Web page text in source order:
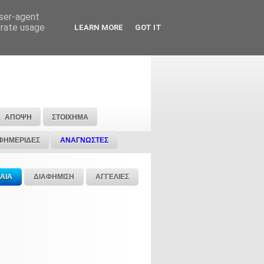
ΑΠΟΨΗ ΣΤΟΙΧΗΜΑ
ΑΝΑΓΝΩΣΤΕΣ
ΔΙΑΦΗΜΙΣΗ ΑΓΓΕΛΙΕΣ
agent
usage
LEARN MORE GOT IT